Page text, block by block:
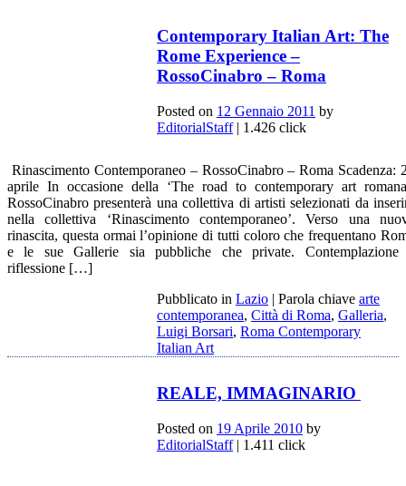
Rinascimento Contemporaneo – RossoCinabro – Roma Scadenza:
aprile In occasione della ‘The road to contemporary art
RossoCinabro presenterà una collettiva di artisti selezionati da
nella collettiva ‘Rinascimento contemporaneo’. Verso una
rinascita, questa ormai l’opinione di tutti coloro che frequentano
e le sue Gallerie sia pubbliche che private. Contemplazione
riflessione […]
Contemporary Italian Art: The
Rome Experience –
RossoCinabro – Roma
Posted on 12 Gennaio 2011 by
EditorialStaff| 1.426 click
Pubblicato in Lazio | Parola chiave arte
contemporanea, Città di Roma, Galleria,
Luigi Borsari, Roma Contemporary
Italian Art
REALE, IMMAGINARIO
Posted on 19 Aprile 2010 by
EditorialStaff| 1.411 click